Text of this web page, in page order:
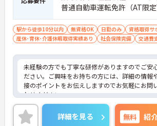
普通自動車運転免許（AT限定
駅から徒歩10分以内 無資格OK 日勤のみ 資格取得サ
産休･育休･介護休暇取得実績あり
社会保険完備 交通費
未経験の方でも丁寧な研修がありますのでご安
ださい。ご興味をお持ちの方には、詳細の情報
接のポイントをお伝えしますのでお気軽にお問
わせください。
詳細を見る 無料 紹